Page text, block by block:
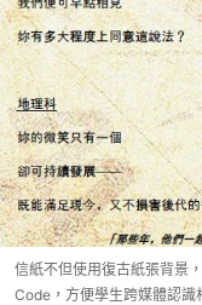
信紙不但使用復古紙張背景
Code，方便學生跨媒體認識